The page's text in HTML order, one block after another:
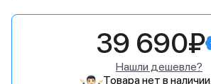
39 690₽
Нашли дешевле?
Товара нет в наличии.